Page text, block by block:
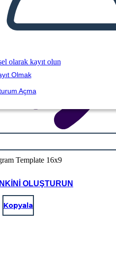
olarak kayıt olun
Olmak
Açma
OLUŞTURUN
Kopyala